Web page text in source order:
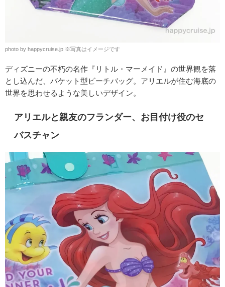
photo by happycruise.jp ※写真はイメージです
ディズニーの不朽の名作『リトル・マーメイド』の世界観を落
とし込んだ、バケット型ビーチバッグ。アリエルが住む海底の
世界を思わせるような美しいデザイン。
アリエルと親友のフランダー、お目付け役のセ
バスチャン